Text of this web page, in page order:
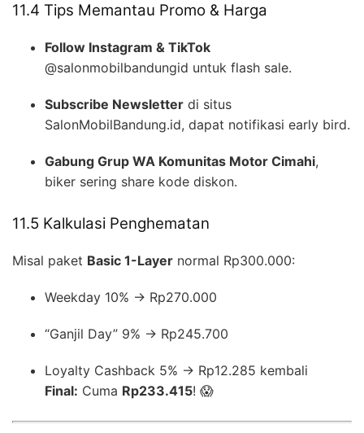
11.4 Tips Memantau Promo & Harga
Follow Instagram & TikTok
@salonmobilbandungid untuk flash sale.
Subscribe Newsletter di situs
SalonMobilBandung.id, dapat notifikasi early bird.
Gabung Grup WA Komunitas Motor Cimahi,
biker sering share kode diskon.
11.5 Kalkulasi Penghematan
Misal paket Basic 1-Layer normal Rp300.000:
Weekday 10% → Rp270.000
“Ganjil Day” 9% → Rp245.700
Loyalty Cashback 5% → Rp12.285 kembali
Final: Cuma Rp233.415! 😱